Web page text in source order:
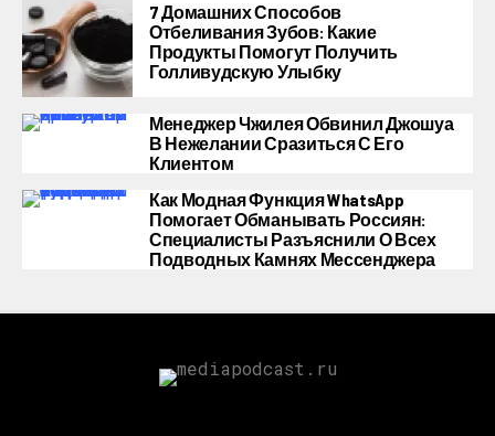
7 Домашних Способов
Отбеливания Зубов: Какие
Продукты Помогут Получить
Голливудскую Улыбку
Менеджер Чжилея Обвинил Джошуа
В Нежелании Сразиться С Его
Клиентом
Как Модная Функция WhatsApp
Помогает Обманывать Россиян:
Специалисты Разъяснили О Всех
Подводных Камнях Мессенджера